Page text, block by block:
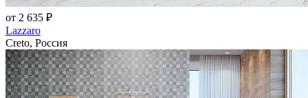
от 2 635 ₽
Lazzaro
Creto, Россия